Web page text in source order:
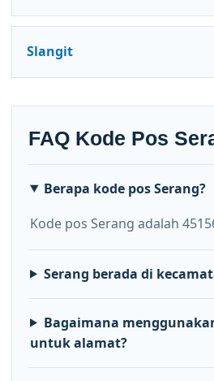
Slangit
FAQ Kode Pos
Berapa kode pos Serang?
Kode pos Serang adalah
Serang berada di
Bagaimana
untuk alamat?